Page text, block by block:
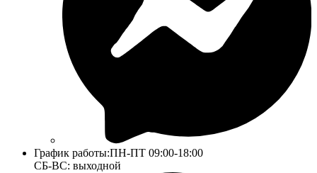
График работы:ПН-ПТ 09:00-18:00
СБ-ВС: выходной